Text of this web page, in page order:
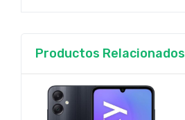
Productos Relacionados